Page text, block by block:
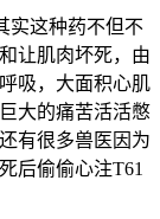
实这种药不但不
让肌肉坏死，由
吸，大面积心肌
大的痛苦活活憋
有很多兽医因为
后偷偷心注T61